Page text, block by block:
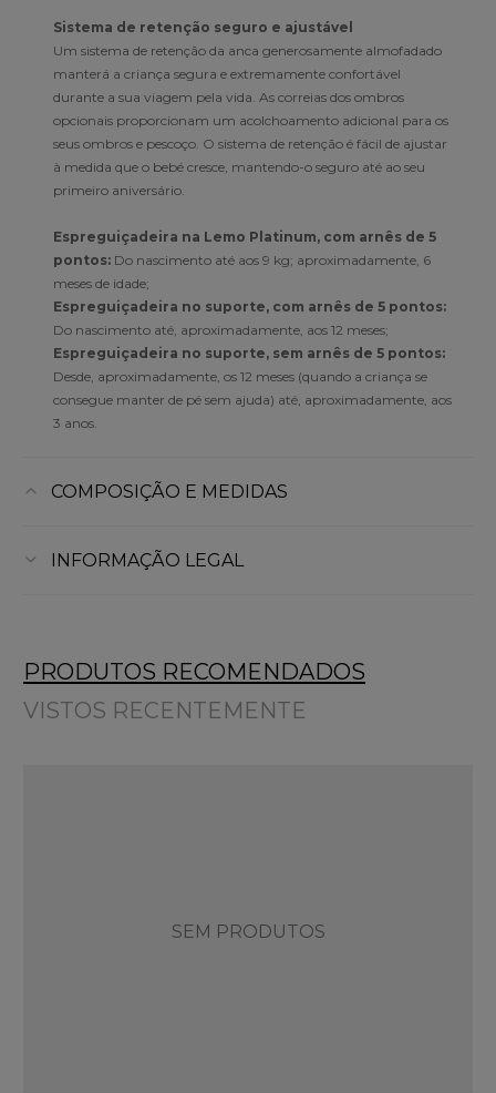
Sistema de retenção seguro e ajustável
Um sistema de retenção da anca generosamente almofadado
manterá a criança segura e extremamente confortável
durante a sua viagem pela vida. As correias dos ombros
opcionais proporcionam um acolchoamento adicional para os
seus ombros e pescoço. O sistema de retenção é fácil de ajustar
à medida que o bebé cresce, mantendo-o seguro até ao seu
primeiro aniversário.
Espreguiçadeira na Lemo Platinum, com arnês de 5
pontos: Do nascimento até aos 9 kg; aproximadamente, 6
meses de idade;
Espreguiçadeira no suporte, com arnês de 5 pontos:
Do nascimento até, aproximadamente, aos 12 meses;
Espreguiçadeira no suporte, sem arnês de 5 pontos:
Desde, aproximadamente, os 12 meses (quando a criança se
consegue manter de pé sem ajuda) até, aproximadamente, aos
3 anos.
COMPOSIÇÃO E MEDIDAS
INFORMAÇÃO LEGAL
PRODUTOS RECOMENDADOS
VISTOS RECENTEMENTE
SEM PRODUTOS